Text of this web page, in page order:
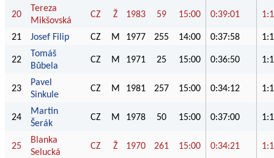
20
Tereza
Mikšovská
CZ Ž 1983 59 15:00 0:39:01
21 Josef Filip CZ M 1977 255 14:00 0:37:58
22
Tomáš
Bůbela
CZ M 1971 25 15:00 0:36:50
23
Pavel
Sinkule
CZ M 1981 257 15:00 0:34:12
24
Martin
Šerák
CZ M 1978 50 15:00 0:37:00
25
Blanka
Selucká
CZ Ž 1970 261 15:00 0:34:21